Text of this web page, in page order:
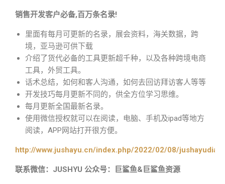
销售开发客户必备,百万条名录!
里面有每月可更新的名录，展会资料，海关数据，跨
境，亚马逊可供下载
介绍了货代必备的工具更新超千种，以及各种跨境电商
工具，外贸工具。
话术总结，如何和客人沟通，如何去回访拜访客人等等
开发技巧每月更新不同的，供全方位学习思维。
每月更新全国最新名录。
使用微信授权就可以在阅读，电脑、手机及ipad等地方
阅读，APP网站打开很方便。
http://www.jushayu.cn/index.php/2022/02/08/
联系微信：JUSHYU 公众号：巨鲨鱼&巨鲨鱼资源